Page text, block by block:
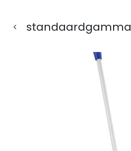
standaardgamma